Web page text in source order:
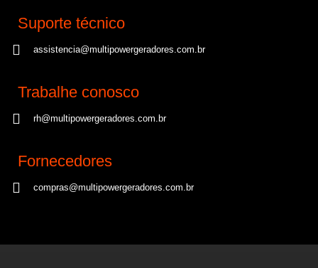
Suporte técnico
assistencia@multipowergeradores.com.br
Trabalhe conosco
rh@multipowergeradores.com.br
Fornecedores
compras@multipowergeradores.com.br